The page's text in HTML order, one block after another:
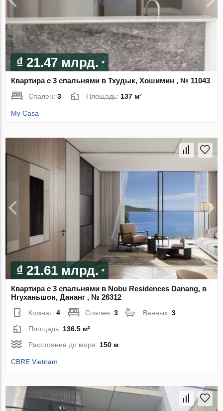
₫ 21.47 млрд.
Квартира с 3 спальнями в Тхудык, Хошимин , № 11043
Спален:3 Площадь:137 м²
My Casa
₫ 21.61 млрд.
Квартира с 3 спальнями в Nobu Residences Danang, в
Нгуханьшон, Дананг , № 26312
Комнат:4 Спален:3 Ванных:3
Площадь: 136.5 м²
Расстояние до моря: 150 м
CBRE Vietnam